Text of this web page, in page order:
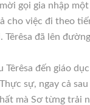
gọi gia nhập
cho việc đi theo
đã lên
đến giáo
sự, ngay cả
mà Sơ từng trải